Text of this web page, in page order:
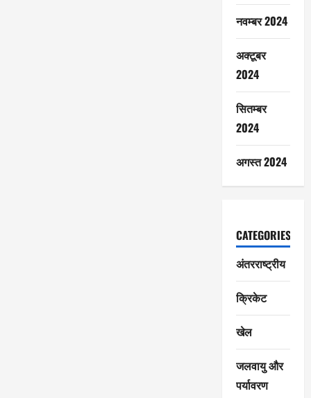
नवम्बर 2024
अक्टूबर
2024
सितम्बर
2024
अगस्त 2024
CATEGORIES
अंतरराष्ट्रीय
क्रिकेट
खेल
जलवायु और
पर्यावरण